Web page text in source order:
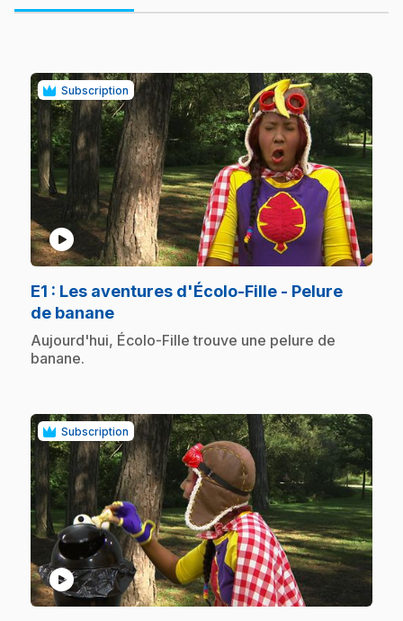
Subscription
play_circle
E1 : Les aventures d'Écolo-Fille - Pelure
de banane.
.Aujourd'hui, Écolo-Fille trouve une pelure de
banane.
Subscription
play_circle